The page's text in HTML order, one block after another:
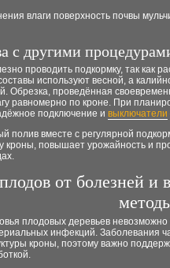
влаги поверхность почвы
с другими
проводить подкормку, так как
используют весной, а
Обрезка, проведённая
равномерно по кроне. При
подключение и выключатели
полив вместе с регулярной
кроны, повышает урожайность и
от болезней и
плодовых деревьев
инфекций. Заболевания
кроны, поэтому важно